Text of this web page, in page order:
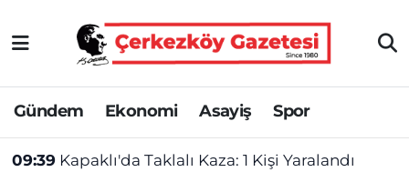
Gündem Ekonomi Asayiş Spor
09:39 Kapaklı'da Taklalı Kaza: 1 Kişi Yaralandı
Asayiş
Ekonomi
Gündem
Tekirdağ Nöbetçi Eczaneler
Tekirdağ Hava Durumu
Tekirdağ Namaz Vakitleri